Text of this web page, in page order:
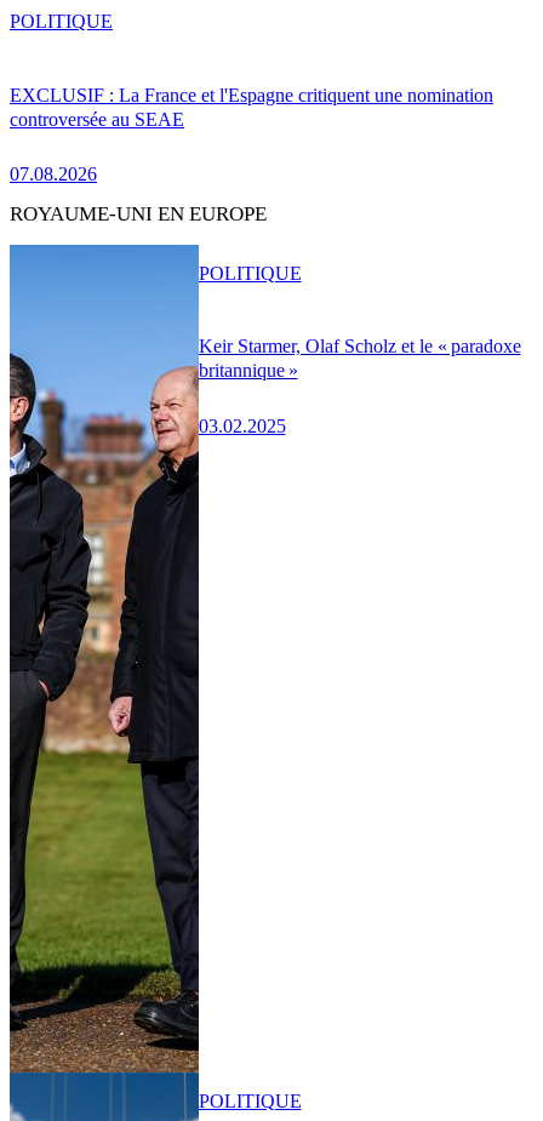
EXCLUSIF : La France et l'Espagne critiquent une nomination
controversée au SEAE
07.08.2026
POLITIQUE
ROYAUME-UNI EN EUROPE
Keir Starmer, Olaf Scholz et le « paradoxe
britannique »
03.02.2025
POLITIQUE
POLITIQUE